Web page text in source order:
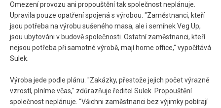
Omezení provozu ani propouštění tak společnost neplánuje.
Upravila pouze opatření spojená s výrobou. "Zaměstnanci, kteří
jsou potřeba na výrobu sušeného masa, ale i semínek Veg Up,
jsou ubytováni v budově společnosti. Ostatní zaměstnanci, kteří
nejsou potřeba při samotné výrobě, mají home office," vypočítává
Sulek.
Výroba jede podle plánu. "Zakázky, přestože jejich počet výrazně
vzrostl, plníme včas," zdůrazňuje ředitel Sulek. Propouštění
společnost neplánuje. "Všichni zaměstnanci bez výjimky pobírají